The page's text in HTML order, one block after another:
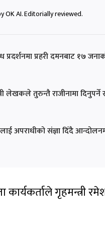
OK AI. Editorially reviewed.
प्रहरी दमनबाट १७
लेखकले तुरुन्तै राजीनामा दिनुपर्ने
अपराधीको संज्ञा दिँदै
कार्यकर्ताले गृहमन्त्री